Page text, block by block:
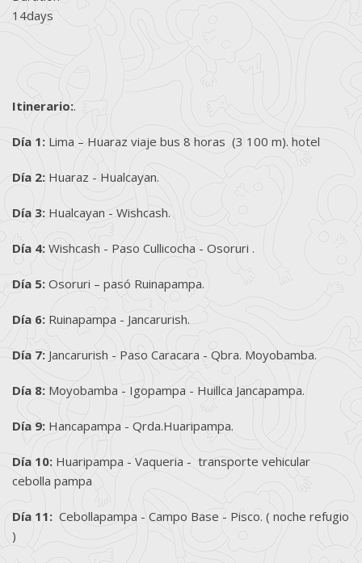
14days
Itinerario:.
Día 1: Lima – Huaraz viaje bus 8 horas (3 100 m). hotel
Día 2: Huaraz - Hualcayan.
Día 3: Hualcayan - Wishcash.
Día 4: Wishcash - Paso Cullicocha - Osoruri .
Día 5: Osoruri – pasó Ruinapampa.
Día 6: Ruinapampa - Jancarurish.
Día 7: Jancarurish - Paso Caracara - Qbra. Moyobamba.
Día 8: Moyobamba - Igopampa - Huillca Jancapampa.
Día 9: Hancapampa - Qrda.Huaripampa.
Día 10: Huaripampa - Vaqueria - transporte vehicular
cebolla pampa
Día 11: Cebollapampa - Campo Base - Pisco. ( noche refugio
)